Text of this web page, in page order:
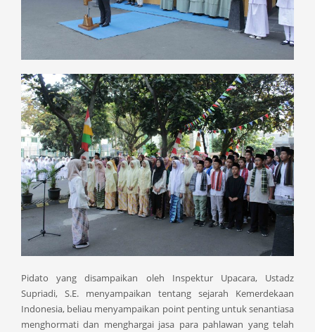
Pidato yang disampaikan oleh Inspektur Upacara, Ustadz
Supriadi, S.E. menyampaikan tentang sejarah Kemerdekaan
Indonesia, beliau menyampaikan point penting untuk senantiasa
menghormati dan menghargai jasa para pahlawan yang telah